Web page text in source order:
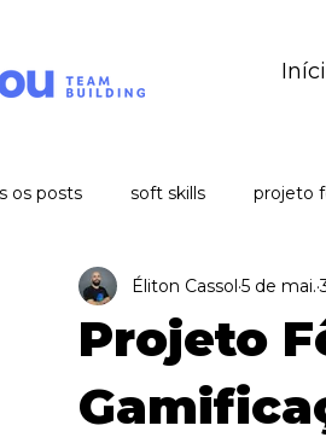
os posts soft skills projeto
comunicação gestão de
Projeto
Éliton Cassol 5 de mai.